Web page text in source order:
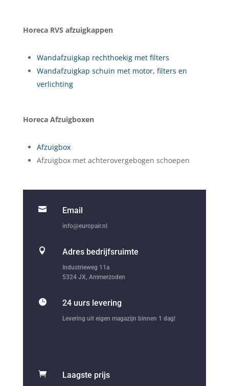
Horeca RVS afzuigkappen
Wandafzuigkap rechthoekig met filters
Wandafzuigkap schuin met motor, filters en
verlichting
Horeca Afzuigboxen
Afzuigbox
Afzuigbox met achterovergebogen schoepen
 Email
info@europair.nl
 Adres bedrijfsruimte
Industrieweg 11a
5324 JX, Ammerzoden
 24 uurs levering
Levering uit eigen magazijn binnen 1 dag!
 Laagste prijs